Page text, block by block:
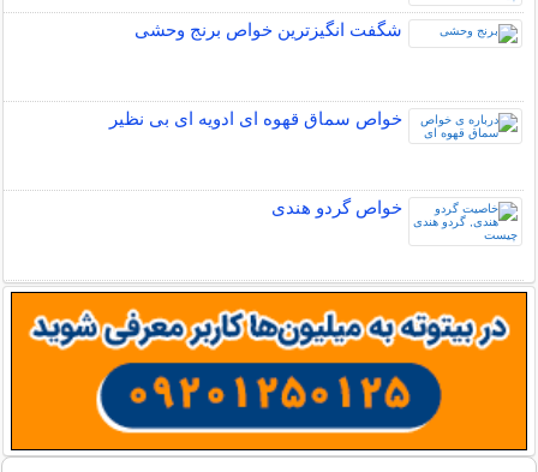
شگفت انگیزترین خواص برنج وحشی
خواص سماق قهوه ای ادویه ای بی نظیر
خواص گردو هندی